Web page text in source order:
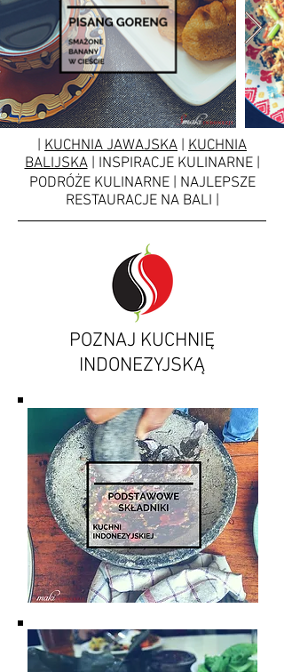
| KUCHNIA JAWAJSKA | KUCHNIA
BALIJSKA| INSPIRACJE KULINARNE |
PODRÓŻE KULINARNE | NAJLEPSZE
RESTAURACJE NA BALI |
POZNAJ KUCHNIĘ
INDONEZYJSKĄ